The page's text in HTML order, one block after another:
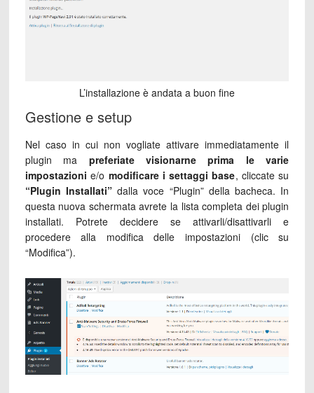
L’installazione è andata a buon fine
Gestione e setup
Nel caso in cui non vogliate attivare immediatamente il
plugin ma preferiate visionarne prima le varie
impostazioni e/o modificare i settaggi base, cliccate su
“Plugin Installati” dalla voce “Plugin” della bacheca. In
questa nuova schermata avrete la lista completa dei plugin
installati. Potrete decidere se attivarli/disattivarli e
procedere alla modifica delle impostazioni (clic su
“Modifica”).